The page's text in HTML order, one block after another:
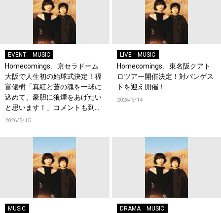
EVENT MUSIC
Homecomings、京セラドーム
大阪で人生初の始球式決定！福
富優樹「真紅と蒼の魂を一球に
込めて、豪胆に狼煙をあげたい
と思います！」コメントも到
着！
2026/5/15
LIVE MUSIC
Homecomings、東名阪クアト
ロツアー開催決定！対バンゲス
トを迎え開催！
2026/5/14
MUSIC DRAMA MUSIC